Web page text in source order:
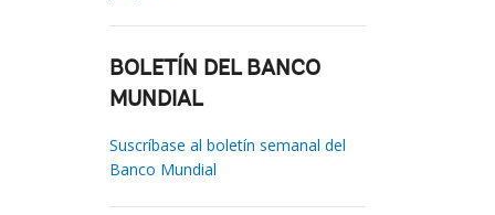
BOLETÍN DEL BANCO
MUNDIAL
Suscríbase al boletín semanal del
Banco Mundial